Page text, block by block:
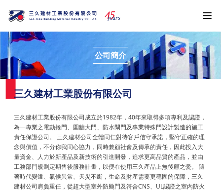
45
years
公司簡介
三久建材工業股份有限公司
三久建材工業股份有限公司成立於1982年，40年來取得多項專利及認證，
為一專業之電動捲門、圍牆大門、防水閘門及專業特殊門設計製造的施工
責任保證公司。 三久建材公司全體同仁對待客戶信守承諾，堅守正確的理
念與價值，不分你我同心協力，同時兼顧社會及傳承的責任，因此投入大
量資金、人力於新產品及新技術的引進開發，追求更高品質的產品，並由
工務部門規劃定期售後服務計畫，以便在使用三久產品上無後顧之憂。 隨
著時代變遷、氣候異常、天災不斷，生命及財產需要更穩固的保障，三久
建材公司肩負重任，從超大型室外防颱門及符合CNS、UL認證之室內防火